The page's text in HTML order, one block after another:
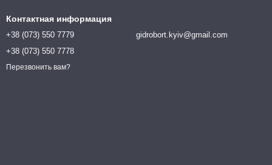
Контактная информация
+38 (073) 550 7779
+38 (073) 550 7778
Перезвонить вам?
gidrobort.kyiv@gmail.com